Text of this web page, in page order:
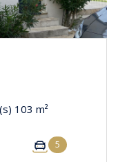
Villa 5 pièce(s) 3 chambre(s) 103 m²
5